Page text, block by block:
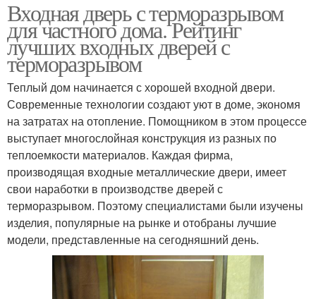
Входная дверь с терморазрывом
для частного дома. Рейтинг
лучших входных дверей с
терморазрывом
Теплый дом начинается с хорошей входной двери.
Современные технологии создают уют в доме, экономя
на затратах на отопление. Помощником в этом процессе
выступает многослойная конструкция из разных по
теплоемкости материалов. Каждая фирма,
производящая входные металлические двери, имеет
свои наработки в производстве дверей с
терморазрывом. Поэтому специалистами были изучены
изделия, популярные на рынке и отобраны лучшие
модели, представленные на сегодняшний день.